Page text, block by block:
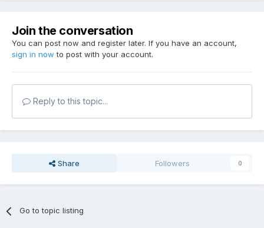
Join the conversation
You can post now and register later. If you have an account,
sign in now to post with your account.
Reply to this topic...
Share Followers 0
Go to topic listing